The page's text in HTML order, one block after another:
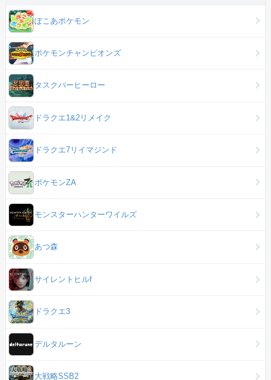
ぽこあポケモン
ポケモンチャンピオンズ
タスクバーヒーロー
ドラクエ1&2リメイク
ドラクエ7リイマジンド
ポケモンZA
モンスターハンターワイルズ
あつ森
サイレントヒルf
ドラクエ3
デルタルーン
大戦略SSB2